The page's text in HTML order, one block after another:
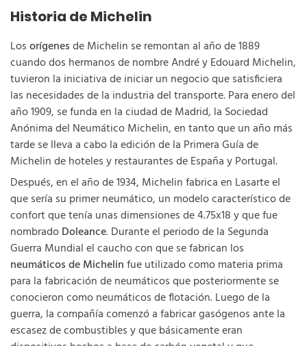
Historia de Michelin
Losorígenesde Michelin se remontan al año de 1889
cuando dos hermanos de nombre André y Edouard Michelin,
tuvieron la iniciativa de iniciar un negocio que satisficiera
las necesidades de la industria del transporte. Para enero del
año 1909, se funda en la ciudad de Madrid, la Sociedad
Anónima del Neumático Michelin, en tanto que un año más
tarde se lleva a cabo la edición de la Primera Guía de
Michelin de hoteles y restaurantes de España y Portugal.
Después, en el año de 1934, Michelin fabrica en Lasarte el
que sería su primer neumático, un modelo característico de
confort que tenía unas dimensiones de 4.75x18 y que fue
nombradoDoleance. Durante el periodo de la Segunda
Guerra Mundial el caucho con que se fabrican los
neumáticos de Michelinfue utilizado como materia prima
para la fabricación de neumáticos que posteriormente se
conocieron como neumáticos de flotación. Luego de la
guerra, la compañía comenzó a fabricar gasógenos ante la
escasez de combustibles y que básicamente eran